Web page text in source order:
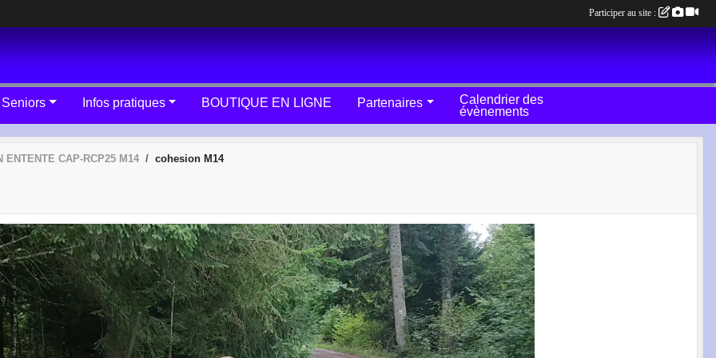
Seniors Infos pratiques BOUTIQUE EN LIGNE Partenaires
Calendrier des
évènements
ENTENTE CAP-RCP25 M14 cohesion M14
Participer au site :